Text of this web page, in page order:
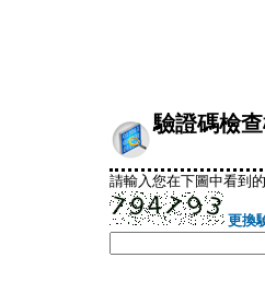
驗證碼檢查
請輸入您在下圖中看到
更換